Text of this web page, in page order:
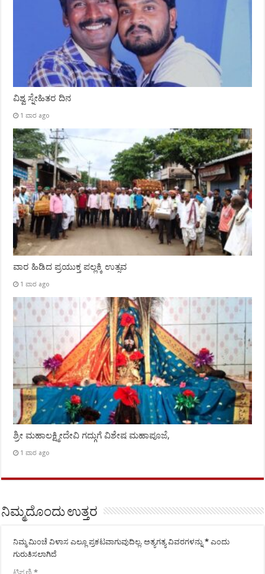
ವಿಶ್ವ ಸ್ನೇಹಿತರ ದಿನ
1 ವಾರ ago
ವಾರ ಹಿಡಿದ ಪ್ರಯುಕ್ತ ಪಲ್ಲಕ್ಕಿ ಉತ್ಸವ
1 ವಾರ ago
ಶ್ರೀ ಮಹಾಲಕ್ಷ್ಮೀದೇವಿ ಗದ್ಗುಗೆ ವಿಶೇಷ ಮಹಾಪೂಜೆ,
1 ವಾರ ago
ನಿಮ್ಮದೊಂದು ಉತ್ತರ
ನಿಮ್ಮ ಮಿಂಚೆ ವಿಳಾಸ ಎಲ್ಲೂ ಪ್ರಕಟವಾಗುವುದಿಲ್ಲ. ಅತ್ಯಗತ್ಯ ವಿವರಗಳನ್ನು* ಎಂದು
ಗುರುತಿಸಲಾಗಿದೆ